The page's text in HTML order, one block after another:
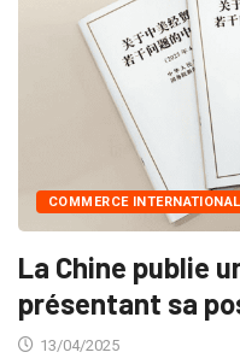
COMMERCE INTERNATIONAL
La Chine publie
présentant sa
13/04/2025